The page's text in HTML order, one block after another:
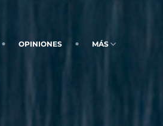
OPINIONES MÁS